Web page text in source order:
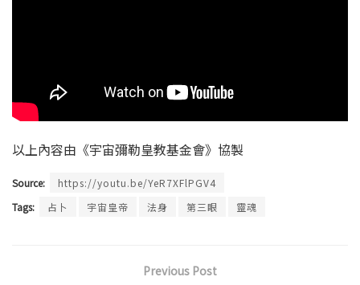
以上內容由《宇宙彌勒皇教基金會》協製
Source:
https://youtu.be/YeR7XFlPGV4
Tags:
占卜 宇宙皇帝 法身 第三眼 靈魂
Previous Post